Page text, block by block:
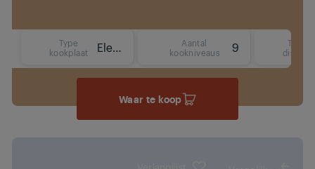
Type
kookplaat
Elektrisch (inductie)
Aantal
kookniveaus
Type
display
Waar te koop